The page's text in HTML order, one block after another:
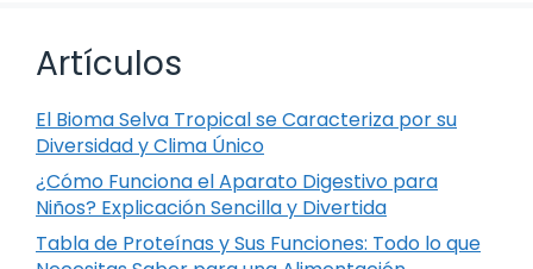
Artículos
El Bioma Selva Tropical se Caracteriza por su
Diversidad y Clima Único
¿Cómo Funciona el Aparato Digestivo para
Niños? Explicación Sencilla y Divertida
Tabla de Proteínas y Sus Funciones: Todo lo que